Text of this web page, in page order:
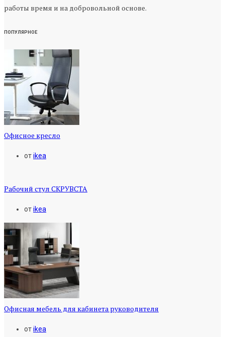
работы время и на добровольной основе.
ПОПУЛЯРНОЕ
Офисное кресло
отikea
Рабочий стул СКРУВСТА
отikea
Офисная мебель для кабинета руководителя
отikea